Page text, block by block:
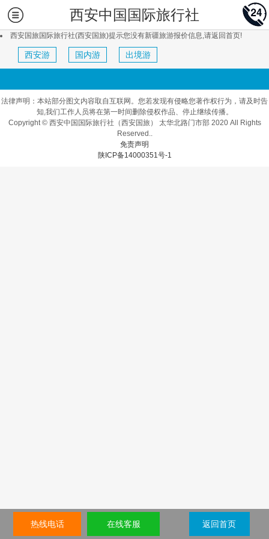
西安中国国际旅行社
西安国旅国际旅行社(西安国旅)提示您没有新疆旅游报价信息,请返回首页!
西安游 国内游 出境游
法律声明：本站部分图文内容取自互联网。您若发现有侵略您著作权行为，请及时告
知,我们工作人员将在第一时间删除侵权作品、停止继续传播。
Copyright © 西安中国国际旅行社（西安国旅） 太华北路门市部 2020 All Rights
Reserved..
免责声明
陕ICP备14000351号-1
热线电话 在线客服 返回首页